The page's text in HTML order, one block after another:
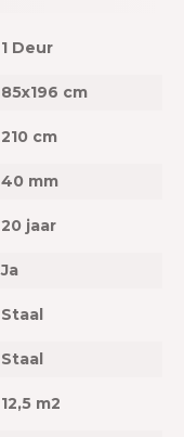
1 Deur
85x196 cm
210 cm
40 mm
20 jaar
Ja
Staal
Staal
12,5 m2